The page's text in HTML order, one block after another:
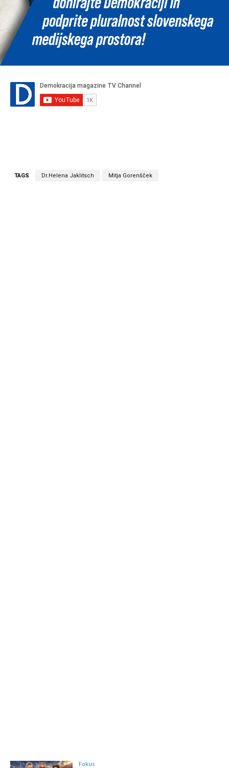
TAGS Dr.Helena Jaklitsch Mitja Gorenšček
Fokus